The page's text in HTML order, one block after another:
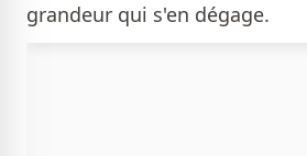
grandeur qui s'en dégage.